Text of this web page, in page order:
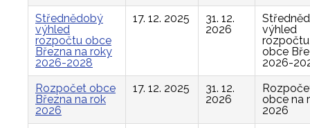
Střednědobý
výhled
rozpočtu obce
Března na roky
2026-2028
17. 12. 2025
31. 12.
2026
výhled
rozpočtu
obce
2026-
Rozpočet obce
Března na rok
2026
17. 12. 2025
31. 12.
2026
obce na
2026